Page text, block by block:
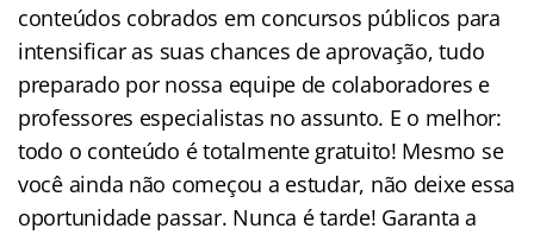
conteúdos cobrados em concursos públicos para
intensificar as suas chances de aprovação, tudo
preparado por nossa equipe de colaboradores e
professores especialistas no assunto. E o melhor:
todo o conteúdo é totalmente gratuito! Mesmo se
você ainda não começou a estudar, não deixe essa
oportunidade passar. Nunca é tarde! Garanta a